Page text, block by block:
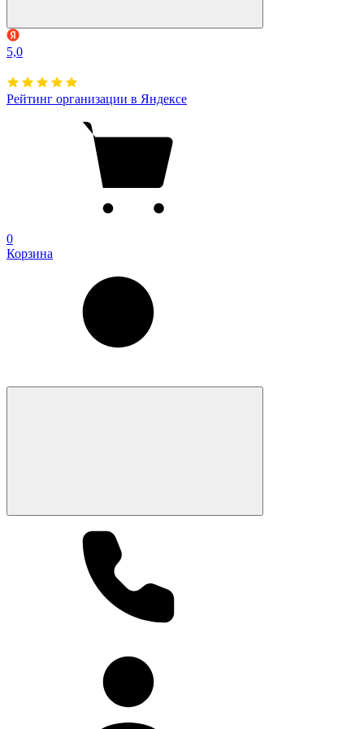
5,0
Рейтинг организации в Яндексе
0
Корзина